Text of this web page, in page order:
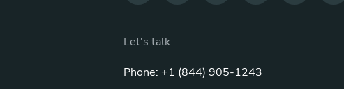
Let's talk
Phone: +1 (844) 905-1243